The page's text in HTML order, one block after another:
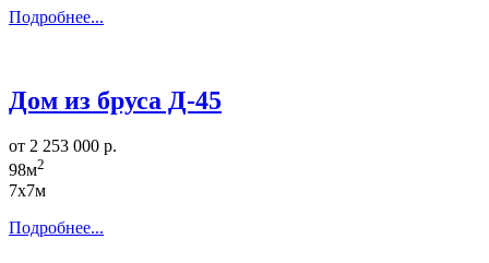
Подробнее...
Дом из бруса Д-45
от 2 253 000 р.
98м2
7х7м
Подробнее...